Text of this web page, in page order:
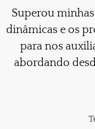
Superou minhas
dinâmicas e os
para nos
abordando